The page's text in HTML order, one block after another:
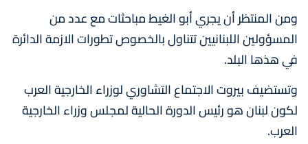
ومن المنتظر أن يجري أبو الغيط مباحثات مع عدد من
المسؤولين اللبنانيين تتناول بالخصوص تطورات الازمة الدائرة
في هذها البلد.
وتستضيف بيروت الاجتماع التشاوري لوزراء الخارجية العرب
لكون لبنان هو رئيس الدورة الحالية لمجلس وزراء الخارجية
العرب.